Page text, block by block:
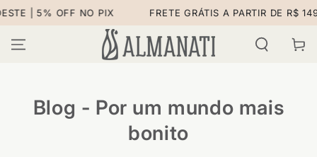
IR PARA O
CONTEÚDO
| 5% OFF NO PIX FRETE GRÁTIS A PARTIR DE R$
Blog - Por um mundo mais
bonito